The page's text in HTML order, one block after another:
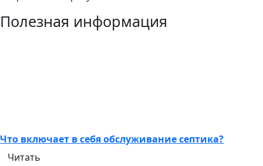
Полезная информация
Что включает в себя обслуживание септика?
Читать